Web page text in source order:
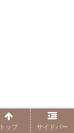
トップ サイドバー